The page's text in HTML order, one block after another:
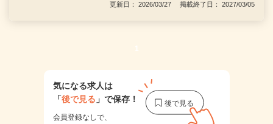
更新日： 2026/03/27 掲載終了日： 2027/03/05
1
気になる求人は
「後で見る 」で保存！
会員登録なしで、